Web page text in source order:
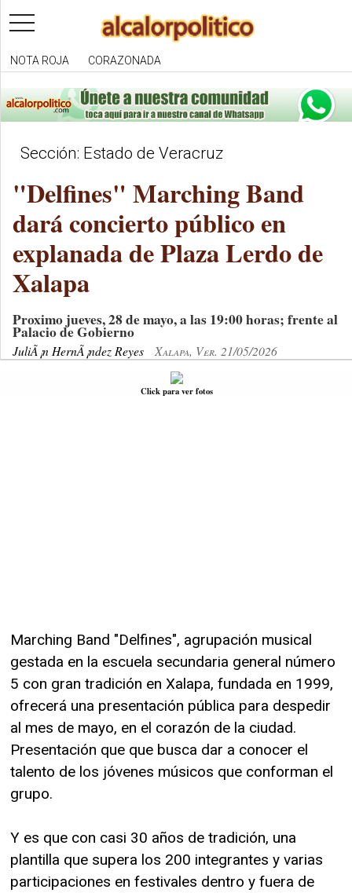
toggle
navigation
NOTA ROJA CORAZONADA
Sección: Estado de Veracruz
"Delfines" Marching Band
dará concierto público en
explanada de Plaza Lerdo de
Xalapa
Proximo jueves, 28 de mayo, a las 19:00 horas; frente al
Palacio de Gobierno
JuliÃ¡n HernÃ¡ndez Reyes Xalapa, Ver. 21/05/2026
Click para ver fotos
Marching Band "Delfines", agrupación musical
gestada en la escuela secundaria general número
5 con gran tradición en Xalapa, fundada en 1999,
ofrecerá una presentación pública para despedir
al mes de mayo, en el corazón de la ciudad.
Presentación que que busca dar a conocer el
talento de los jóvenes músicos que conforman el
grupo.
Y es que con casi 30 años de tradición, una
plantilla que supera los 200 integrantes y varias
participaciones en festivales dentro y fuera de